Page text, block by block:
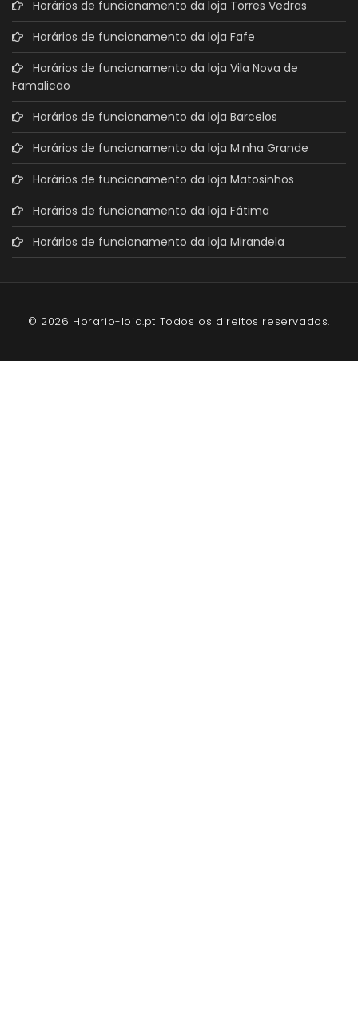
Horários de funcionamento da loja Torres Vedras
Horários de funcionamento da loja Fafe
Horários de funcionamento da loja Vila Nova de
Famalicão
Horários de funcionamento da loja Barcelos
Horários de funcionamento da loja M.nha Grande
Horários de funcionamento da loja Matosinhos
Horários de funcionamento da loja Fátima
Horários de funcionamento da loja Mirandela
© 2026 Horario-loja.pt Todos os direitos reservados.